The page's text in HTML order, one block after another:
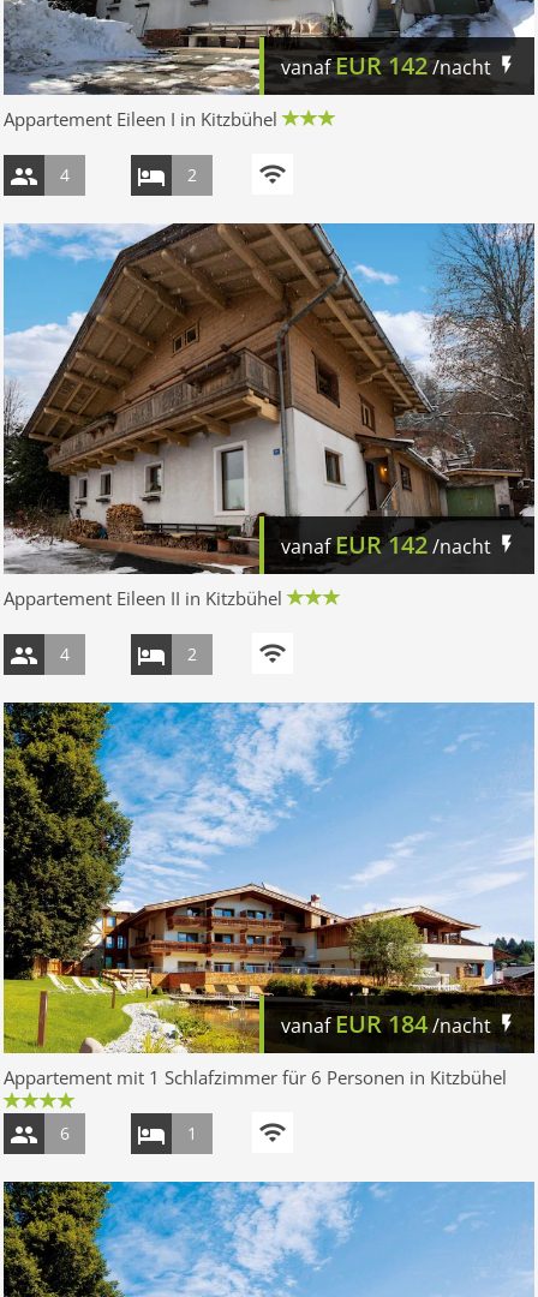
vanafEUR142/nacht
Appartement Eileen I in Kitzbühel
4 2
vanafEUR142/nacht
Appartement Eileen II in Kitzbühel
4 2
vanafEUR184/nacht
Appartement mit 1 Schlafzimmer für 6 Personen in Kitzbühel
6 1